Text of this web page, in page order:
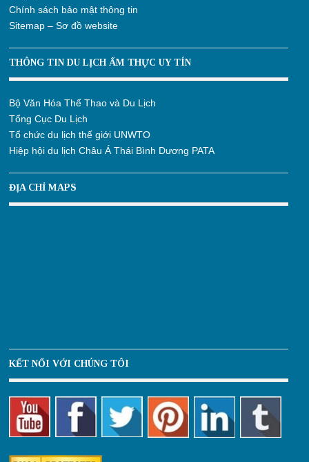
Chính sách bảo mật thông tin
Sitemap – Sơ đồ website
THÔNG TIN DU LỊCH ẨM THỰC UY TÍN
Bộ Văn Hóa Thể Thao và Du Lịch
Tổng Cục Du Lịch
Tổ chức du lịch thế giới UNWTO
Hiệp hội du lịch Châu Á Thái Bình Dương PATA
ĐỊA CHỈ MAPS
KẾT NỐI VỚI CHÚNG TÔI